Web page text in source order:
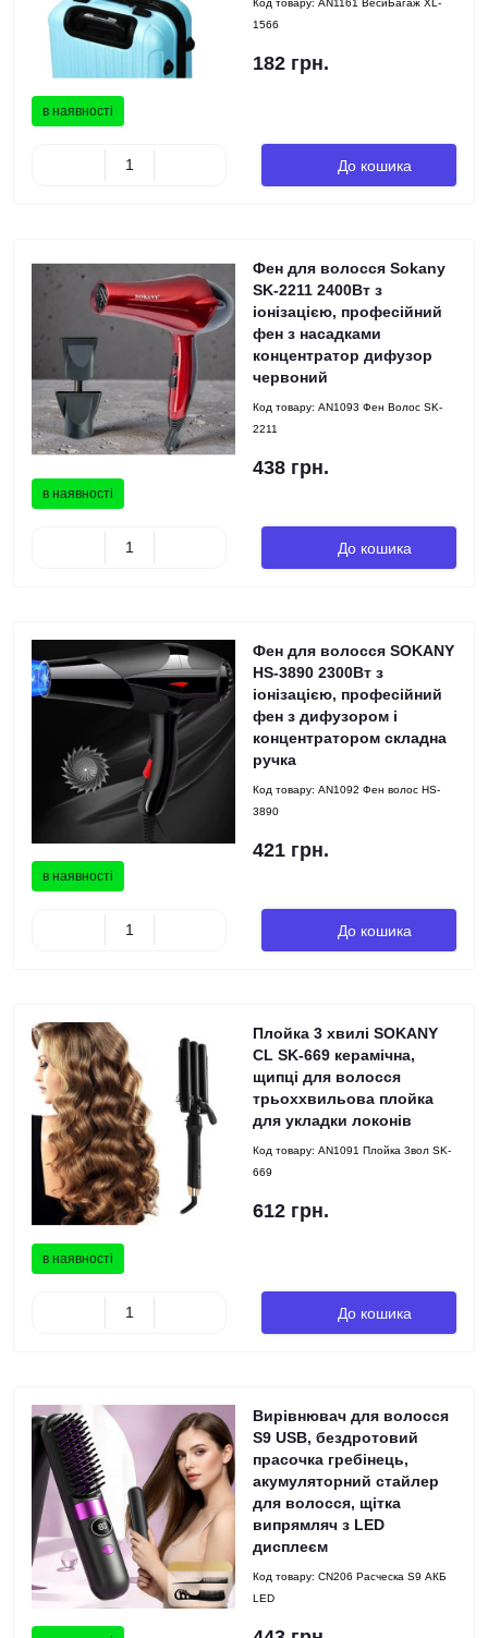
в наявності
Код товару: AN1161 ВесиБагаж XL-
1566
182 грн.
До кошика
в наявності
Фен для волосся Sokany
SK-2211 2400Вт з
іонізацією, професійний
фен з насадками
концентратор дифузор
червоний
Код товару: AN1093 Фен Волос SK-
2211
438 грн.
До кошика
в наявності
Фен для волосся SOKANY
HS-3890 2300Вт з
іонізацією, професійний
фен з дифузором і
концентратором складна
ручка
Код товару: AN1092 Фен волос HS-
3890
421 грн.
До кошика
в наявності
Плойка 3 хвилі SOKANY
CL SK-669 керамічна,
щипці для волосся
трьоххвильова плойка
для укладки локонів
Код товару: AN1091 Плойка 3вол SK-
669
612 грн.
До кошика
Вирівнювач для волосся
S9 USB, бездротовий
прасочка гребінець,
акумуляторний стайлер
для волосся, щітка
випрямляч з LED
дисплеєм
Код товару: CN206 Расческа S9 АКБ
LED